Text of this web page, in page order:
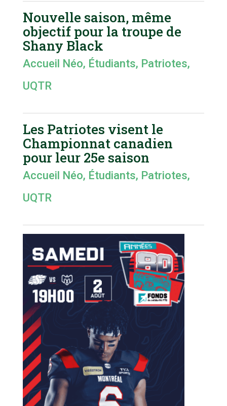
Nouvelle saison, même
objectif pour la troupe de
Shany Black
Accueil Néo, Étudiants, Patriotes,
UQTR
Les Patriotes visent le
Championnat canadien
pour leur 25e saison
Accueil Néo, Étudiants, Patriotes,
UQTR